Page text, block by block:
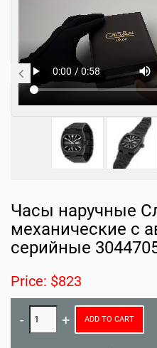
Часы наручные
механические с
серийные
Price: $823
ADD TO CART